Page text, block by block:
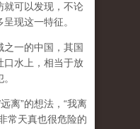
就可以发现，不论
现这一特征。
一的中国，其国
口水上，相当于放
离”的想法，“我离
常天真也很危险的